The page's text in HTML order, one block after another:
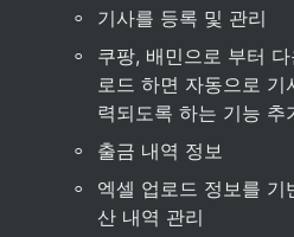
◦ 기사를 등록 및 관리
◦
쿠팡, 배민으로 부터
로드 하면 자동으로 기
력되도록 하는 기능 추
◦ 출금 내역 정보
◦
엑셀 업로드 정보를 기
산 내역 관리